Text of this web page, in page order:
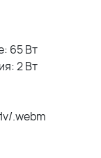
65 Вт
2 Вт
.webm